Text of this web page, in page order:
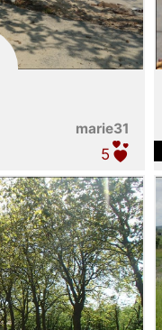
marie31
5